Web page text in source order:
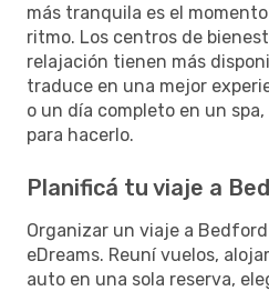
más tranquila es el
ritmo. Los centros de
relajación tienen más
traduce en una mejor
o un día completo en un
para hacerlo.
Planificá tu viaje a
Organizar un viaje a
eDreams. Reuní vuelos,
auto en una sola reserva,